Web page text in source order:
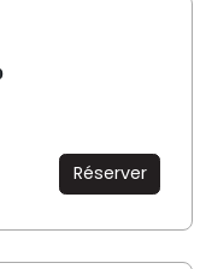
Réserver